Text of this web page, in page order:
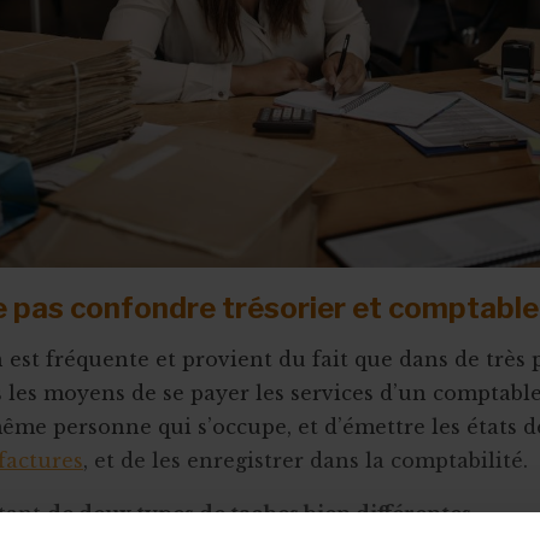
pas confondre trésorier et comptable
est fréquente et provient du fait que dans de très
les moyens de se payer les services d’un
personne qui s’occupe, et d’émettre les états
, et de les enregistrer dans la comptabilité.
de deux types de taches bien différentes.